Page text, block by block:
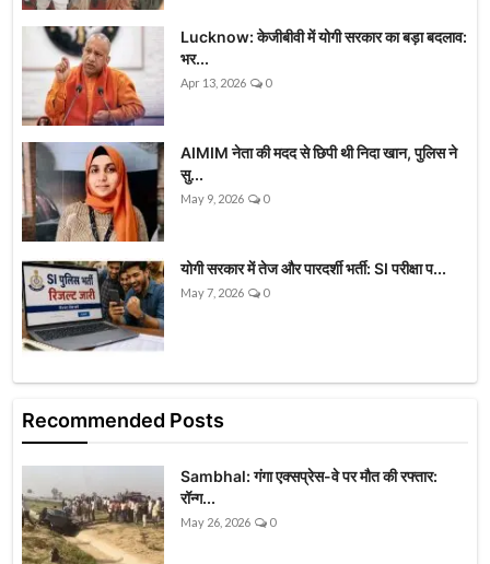
Lucknow: केजीबीवी में योगी सरकार का बड़ा बदलाव:
भर...
Apr 13, 2026 0
AIMIM नेता की मदद से छिपी थी निदा खान, पुलिस ने
सु...
May 9, 2026 0
योगी सरकार में तेज और पारदर्शी भर्ती: SI परीक्षा प...
May 7, 2026 0
Recommended Posts
Sambhal: गंगा एक्सप्रेस-वे पर मौत की रफ्तार:
रॉन्ग...
May 26, 2026 0